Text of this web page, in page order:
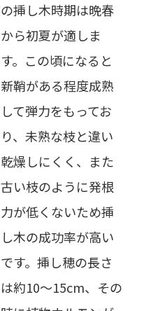
の挿し木時期は晩春
から初夏が適しま
す。この頃になると
新鞘がある程度成熟
して弾力をもってお
り、未熟な枝と違い
乾燥しにくく、また
古い枝のように発根
力が低くないため挿
し木の成功率が高い
です。挿し穂の長さ
は約10～15cm、その